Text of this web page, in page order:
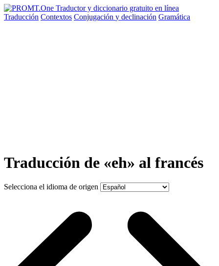
Traducción Contextos Conjugación y declinación Gramática
Traducción de «eh» al francés
Selecciona el idioma de origen